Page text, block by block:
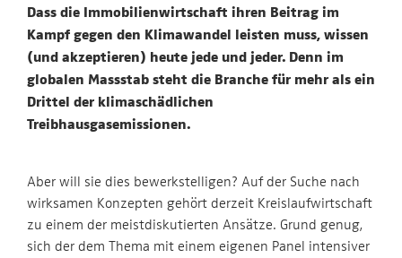
Dass die Immobilienwirtschaft ihren Beitrag im
Kampf gegen den Klimawandel leisten muss, wissen
(und akzeptieren) heute jede und jeder. Denn im
globalen Massstab steht die Branche für mehr als ein
Drittel der klimaschädlichen
Treibhausgasemissionen.
Aber will sie dies bewerkstelligen? Auf der Suche nach
wirksamen Konzepten gehört derzeit Kreislaufwirtschaft
zu einem der meistdiskutierten Ansätze. Grund genug,
sich der dem Thema mit einem eigenen Panel intensiver